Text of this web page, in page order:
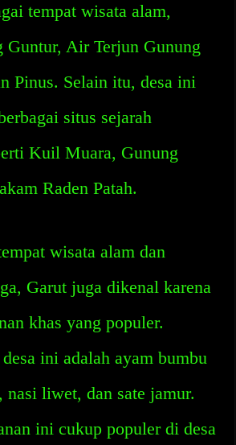
tempat wisata alam,
Guntur, Air Terjun Gunung
Pinus. Selain itu, desa ini
situs sejarah
Kuil Muara, Gunung
Raden Patah.
wisata alam dan
Garut juga dikenal karena
khas yang populer.
ini adalah ayam bumbu
nasi liwet, dan sate jamur.
ini cukup populer di desa